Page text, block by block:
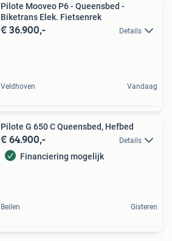
Pilote Mooveo P6 - Queensbed -
Biketrans Elek. Fietsenrek
€ 36.900,- Details
Veldhoven Vandaag
Pilote G 650 C Queensbed, Hefbed
€ 64.900,- Details
Financiering mogelijk
Beilen Gisteren